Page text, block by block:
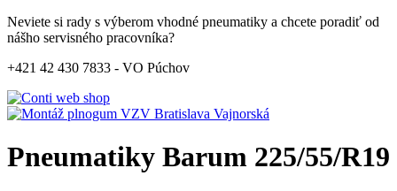
Neviete si rady s výberom vhodné pneumatiky a chcete poradiť od
nášho servisného pracovníka?
+421 42 430 7833 - VO Púchov
Pneumatiky Barum 225/55/R19